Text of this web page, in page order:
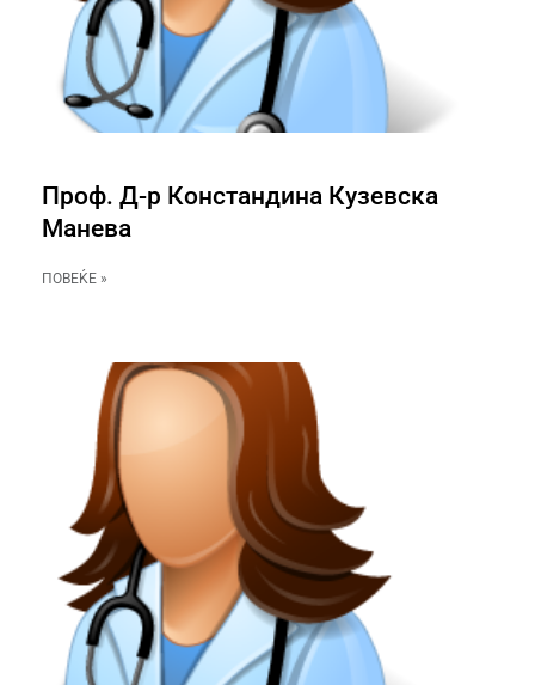
Проф. Д-р Констандина Кузевска
Манева
ПОВЕЌЕ »